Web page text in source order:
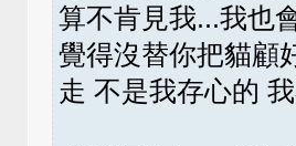
算不肯見我...我也
覺得沒替你把貓顧
走 不是我存心的